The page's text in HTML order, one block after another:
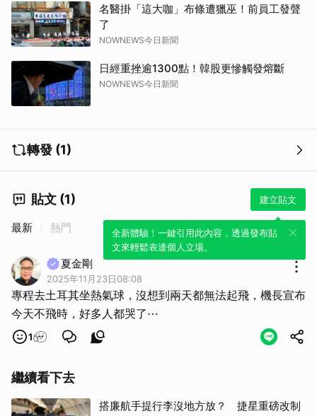
名醫掛「這大咖」布條遭獵巫！前員工發聲
了
NOWNEWS今日新聞
日經重挫逾1300點！韓股更慘觸發熔斷
NOWNEWS今日新聞
轉發 (1)
貼文 (1) 建立貼文
全新體驗！一鍵引用此內容，透過發布貼
文來輕鬆表達個人立場。
最新 熱門
夏金剛
2025年11月23日08:08
專程去土耳其坐熱氣球，沒想到兩天都無法起飛，機長宣布
今天不飛時，好多人都哭了⋯
1
繼續看下去
搭廉航手提行李沒地方放？ 捷星重磅改制